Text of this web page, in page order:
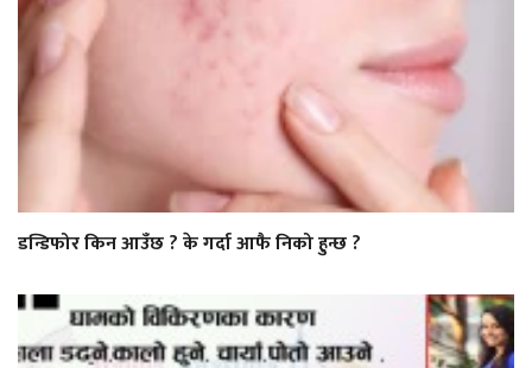
डन्डिफोर किन आउँछ ? के गर्दा आफै निको हुन्छ ?